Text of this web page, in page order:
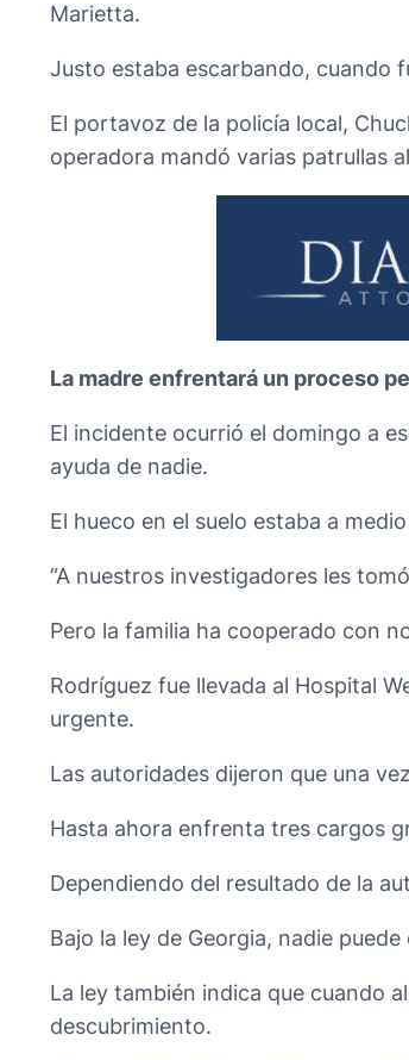
Marietta.
Justo estaba escarbando, cuando
El portavoz de la policía local,
operadora mandó varias patrullas
La madre enfrentará un proceso
El incidente ocurrió el domingo a
ayuda de nadie.
El hueco en el suelo estaba a
“A nuestros investigadores les
Pero la familia ha cooperado con
Rodríguez fue llevada al Hospital
urgente.
Las autoridades dijeron que una
Hasta ahora enfrenta tres cargos
Dependiendo del resultado de la
Bajo la ley de Georgia, nadie
La ley también indica que cuando
descubrimiento.